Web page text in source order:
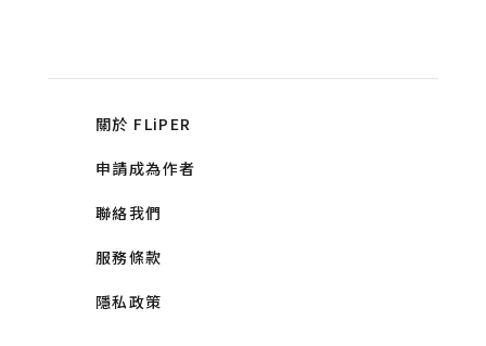
關於 FLiPER
申請成為作者
聯絡我們
服務條款
隱私政策